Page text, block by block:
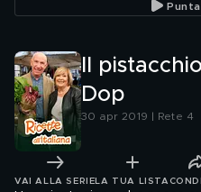
Il
Dop
30 apr 2019 | Rete 4
VAI ALLA SERIE LA TUA LISTA